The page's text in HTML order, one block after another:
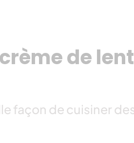
de
façon de cuisiner